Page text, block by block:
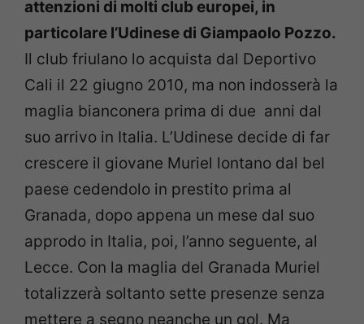
attenzioni di molti club europei, in
particolare l’Udinese di Giampaolo Pozzo.
Il club friulano lo acquista dal Deportivo
Cali il 22 giugno 2010, ma non indosserà la
maglia bianconera prima di due anni dal
suo arrivo in Italia. L’Udinese decide di far
crescere il giovane Muriel lontano dal bel
paese cedendolo in prestito prima al
Granada, dopo appena un mese dal suo
approdo in Italia, poi, l’anno seguente, al
Lecce. Con la maglia del Granada Muriel
totalizzerà soltanto sette presenze senza
mettere a segno neanche un gol. Ma